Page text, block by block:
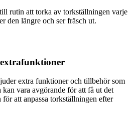
rutin att torka av torkställningen varje
den längre och ser fräsch ut.
extra funktioner och tillbehör som
kan vara avgörande för att få ut det
att anpassa torkställningen efter